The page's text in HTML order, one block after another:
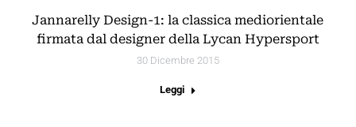
Jannarelly Design-1: la classica mediorientale
firmata dal designer della Lycan Hypersport
30 Dicembre 2015
Leggi